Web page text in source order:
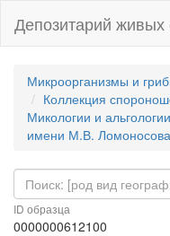
Депозитарий живых
Микроорганизмы и
Коллекция
Микологии и
имени М.В. Ломоносова
ID образца
0000000612100